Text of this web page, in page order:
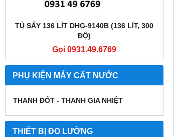
TỦ SẤY 136 LÍT DHG-9140B (136 LÍT, 300
ĐỘ)
Gọi 0931.49.6769
PHỤ KIỆN MÁY CẤT NƯỚC
THANH ĐỐT - THANH GIA NHIỆT
THIẾT BỊ ĐO LƯỜNG